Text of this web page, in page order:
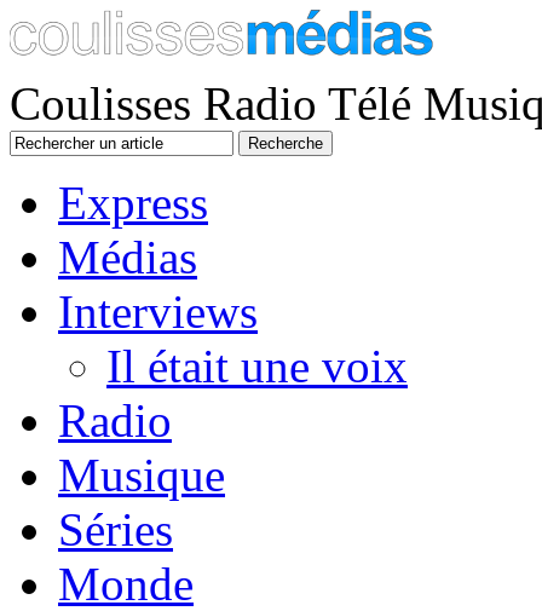
Coulisses Radio Télé
Express
Médias
Interviews
Il était une voix
Radio
Musique
Séries
Monde